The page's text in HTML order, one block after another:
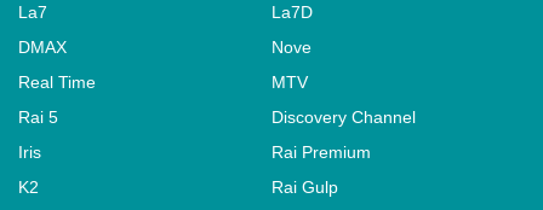
La7
La7D
DMAX
Nove
Real Time
MTV
Rai 5
Discovery Channel
Iris
Rai Premium
K2
Rai Gulp